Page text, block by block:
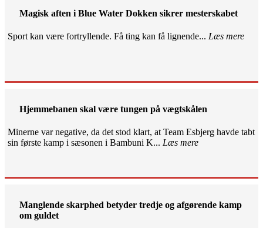
Magisk aften i Blue Water Dokken sikrer mesterskabet
Sport kan være fortryllende. Få ting kan få lignende... Læs mere
Hjemmebanen skal være tungen på vægtskålen
Minerne var negative, da det stod klart, at Team Esbjerg havde tabt
sin første kamp i sæsonen i Bambuni K... Læs mere
Manglende skarphed betyder tredje og afgørende kamp
om guldet